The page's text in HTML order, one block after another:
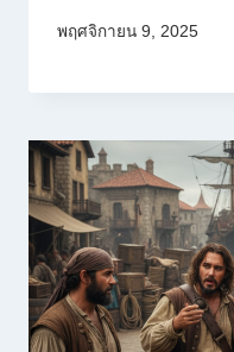
พฤศจิกายน 9, 2025